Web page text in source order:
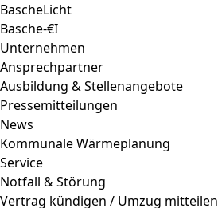
BascheLicht
Basche-€I
Unternehmen
Ansprechpartner
Ausbildung & Stellenangebote
Pressemitteilungen
News
Kommunale Wärmeplanung
Service
Notfall & Störung
Vertrag kündigen / Umzug mitteilen